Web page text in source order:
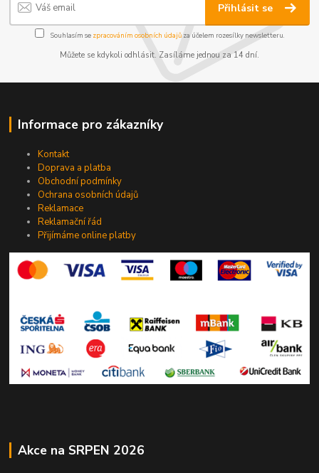
Přihlásit se
Souhlasím se zpracováním osobních údajůza účelem rozesílky newsletteru.
Můžete se kdykoli odhlásit. Zasíláme jednou za 14 dní.
Informace pro zákazníky
Kontakt
Doprava a platba
Obchodní podmínky
Ochrana osobních údajů
Reklamace
Reklamační řád
Přijímáme online platby
Akce na SRPEN 2026